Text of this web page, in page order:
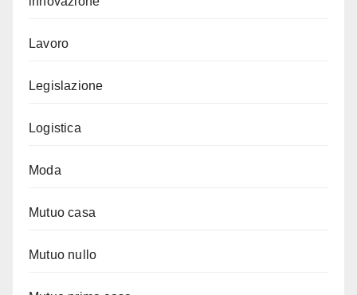
Lavoro
Legislazione
Logistica
Moda
Mutuo casa
Mutuo nullo